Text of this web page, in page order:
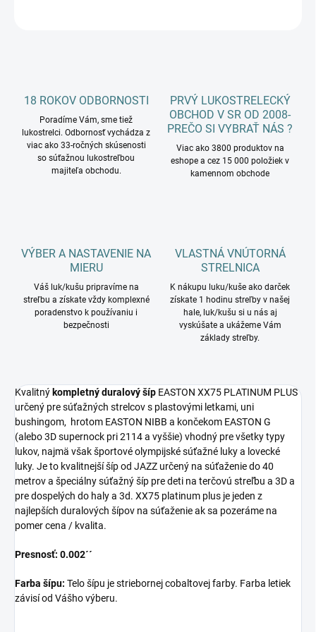
18 ROKOV ODBORNOSTI
Poradíme Vám, sme tiež
lukostrelci. Odbornosť vychádza z
viac ako 33-ročných skúsenosti
so súťažnou lukostreľbou
majiteľa obchodu.
PRVÝ LUKOSTRELECKÝ
OBCHOD V SR OD 2008-
PREČO SI VYBRAŤ NÁS ?
Viac ako 3800 produktov na
eshope a cez 15 000 položiek v
kamennom obchode
VÝBER A NASTAVENIE NA
MIERU
Váš luk/kušu pripravíme na
streľbu a získate vždy komplexné
poradenstvo k používaniu i
bezpečnosti
VLASTNÁ VNÚTORNÁ
STRELNICA
K nákupu luku/kuše ako darček
získate 1 hodinu streľby v našej
hale, luk/kušu si u nás aj
vyskúšate a ukážeme Vám
základy streľby.
Kvalitný kompletný duralový šíp EASTON XX75 PLATINUM PLUS
určený pre súťažných strelcov s plastovými letkami, uni
bushingom, hrotom EASTON NIBB a končekom EASTON G
(alebo 3D supernock pri 2114 a vyššie) vhodný pre všetky typy
lukov, najmä však športové olympijské súťažné luky a lovecké
luky. Je to kvalitnejší šíp od JAZZ určený na súťaženie do 40
metrov a špeciálny súťažný šíp pre deti na terčovú streľbu a 3D a
pre dospelých do haly a 3d. XX75 platinum plus je jeden z
najlepších duralových šípov na súťaženie ak sa pozeráme na
pomer cena / kvalita.
Presnosť: 0.002´´
Farba šípu: Telo šípu je striebornej cobaltovej farby. Farba letiek
závisí od Vášho výberu.